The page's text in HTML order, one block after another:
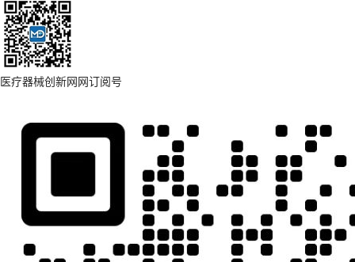
医疗器械创新网网订阅号